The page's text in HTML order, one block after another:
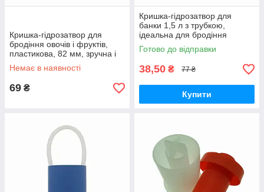
Кришка-гідрозатвор для
бродіння овочів і фруктів,
пластикова, 82 мм, зручна і
надійна у використанні
Немає в наявності
69 ₴
Кришка-гідрозатвор для
банки 1,5 л з трубкою,
ідеальна для бродіння
напоїв, виробник Україна
Готово до відправки
38,50 ₴ 77 ₴
Купити